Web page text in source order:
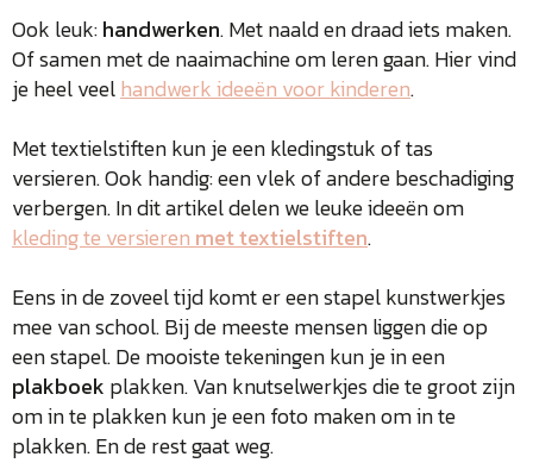
Ook leuk:handwerken. Met naald en draad iets maken.
Of samen met de naaimachine om leren gaan. Hier vind
je heel veelhandwerk ideeën voor kinderen.
Met textielstiften kun je een kledingstuk of tas
versieren. Ook handig: een vlek of andere beschadiging
verbergen. In dit artikel delen we leuke ideeën om
kleding te versieren met textielstiften.
Eens in de zoveel tijd komt er een stapel kunstwerkjes
mee van school. Bij de meeste mensen liggen die op
een stapel. De mooiste tekeningen kun je in een
plakboek plakken. Van knutselwerkjes die te groot zijn
om in te plakken kun je een foto maken om in te
plakken. En de rest gaat weg.